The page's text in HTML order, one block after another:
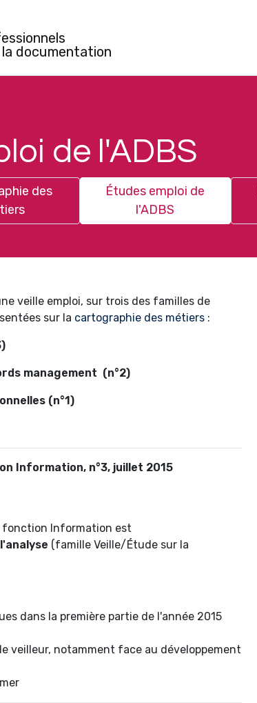
documentation
de l'ADBS
des
Études emploi de
l'ADBS
veille emploi, sur trois des familles de
sur la cartographie des métiers :
management (n°2)
(n°1)
Information, n°3, juillet 2015
fonction Information est
(famille Veille/Étude sur la
dans la première partie de l'année 2015
veilleur, notamment face au développement